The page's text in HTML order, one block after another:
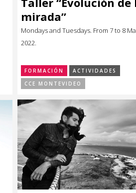
mirada”
Mondays and Tuesdays. From 7 to 8
2022.
FORMACIÓN
ACTIVIDADES
CCE MONTEVIDEO